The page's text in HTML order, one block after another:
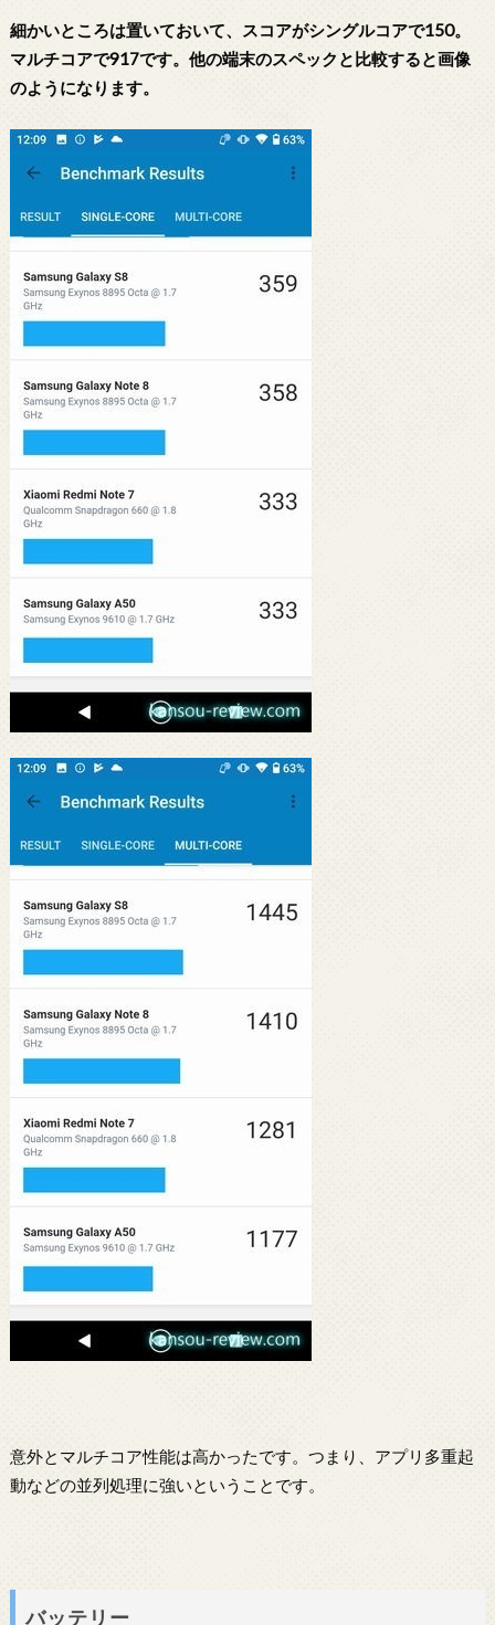
細かいところは置いておいて、スコアがシングルコアで150。
マルチコアで917です。他の端末のスペックと比較すると画像
のようになります。
意外とマルチコア性能は高かったです。つまり、アプリ多重起
動などの並列処理に強いということです。
バッテリー